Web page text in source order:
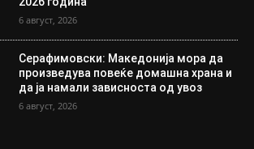
6 август, 2026
Серафимовски: Македонија мора да
произведува повеќе домашна храна и
да ја намали зависноста од увоз
6 август, 2026